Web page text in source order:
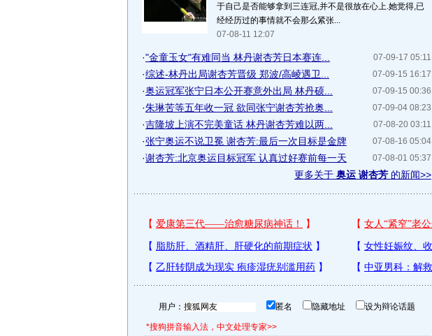
于自己是否能够拿到三连冠,并不是很放在心上.她觉得,已
经经历过的事情就不会那么紧张...
07-08-11 12:07
07-09-17 05:11
·"金童玉女"有难同当 林丹谢杏芳日本赛连...
07-09-15 16:17
·综述-林丹出局谢杏芳晋级 郑波/高崚遇卫...
07-09-15 00:36
·奥运冠军张宁日本公开赛意外出局 林丹硕...
07-09-04 08:23
·朱琳苦等五年收一冠 欲同张宁谢杏芳抢奥...
07-08-20 03:11
·吉隆坡上演不完美童话 林丹谢杏芳难以两...
07-08-16 05:04
·张宁奥运不说卫冕 谢杏芳:最后一次目标是金牌
07-08-01 05:37
·谢杏芳:北京奥运目标冠军 认真过好赛前每一天
更多关于 奥运 谢杏芳 的新闻>>
用户： 匿名 隐藏地址 设为辩论话题
*搜狗拼音输入法，中文处理专家>>